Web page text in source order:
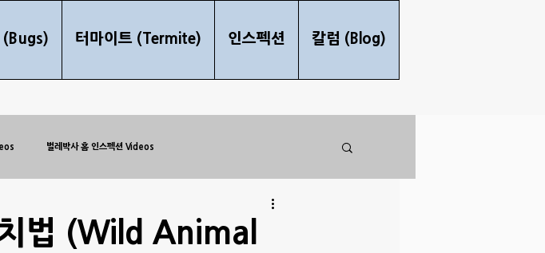
(Bugs) 터마이트 (Termite) 인스펙션 칼럼 (Blog)
벌레박사 홈 인스펙션 Videos
법 (Wild Animal